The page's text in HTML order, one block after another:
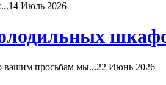
14 Июль 2026
вашим просьбам мы...22 Июнь 2026